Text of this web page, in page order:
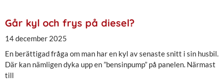
Går kyl och frys på diesel?
14 december 2025
En berättigad fråga om man har en kyl av senaste snitt i sin husbil.
Där kan nämligen dyka upp en ”bensinpump” på panelen. Närmast
till